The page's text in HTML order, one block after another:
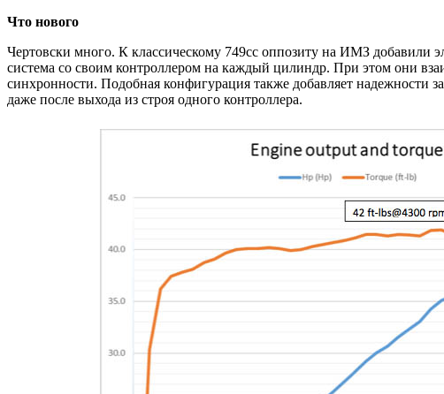
Что нового
Чертовски много. К классическому 749cc оппозиту на ИМЗ добавили
система со своим контроллером на каждый цилиндр. При этом они
синхронности. Подобная конфигурация также добавляет надежности
даже после выхода из строя одного контроллера.